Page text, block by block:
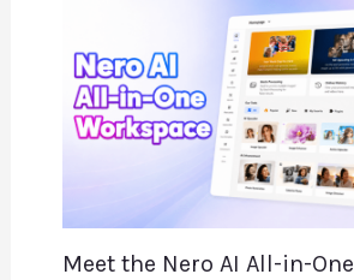
Meet the Nero AI All-in-One